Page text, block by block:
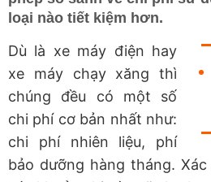
loại nào tiết kiệm hơn.
Dù là xe máy điện hay
xe máy chạy xăng thì
chúng đều có một số
chi phí cơ bản nhất như:
chi phí nhiên liệu, phí
bảo dưỡng hàng tháng.